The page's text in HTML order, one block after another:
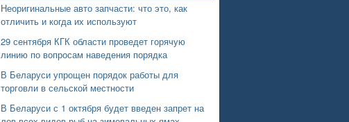
Неоригинальные авто запчасти: что это, как
отличить и когда их используют
29 сентября КГК области проведет горячую
линию по вопросам наведения порядка
В Беларуси упрощен порядок работы для
торговли в сельской местности
В Беларуси с 1 октября будет введен запрет на